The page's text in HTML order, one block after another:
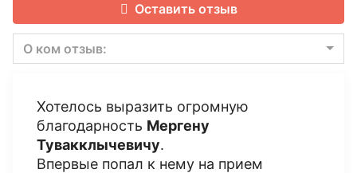
Оставить отзыв
О ком отзыв:
Хотелось выразить огромную
благодарность Мергену
Тувакклычевичу.
Впервые попал к нему на прием